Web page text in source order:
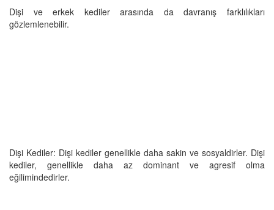
Dişi ve erkek kediler arasında da davranış farklılıkları
gözlemlenebilir.
Dişi Kediler: Dişi kediler genellikle daha sakin ve sosyaldirler. Dişi
kediler, genellikle daha az dominant ve agresif olma
eğilimindedirler.